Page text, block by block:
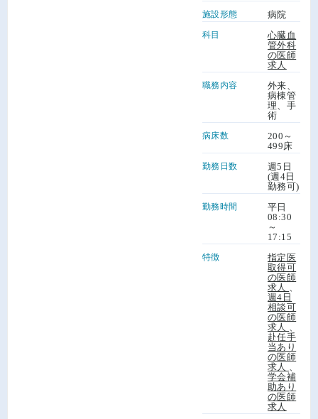
施設形態 病院
科目
心臓血
管外科
の医師
求人
職務内容
外来、
病棟管
理、手
術
病床数
200～
499床
勤務日数
週5日
(週4日
勤務可)
勤務時間
平日
08:30
～
17:15
特徴
指定医
取得可
の医師
求人
週4日
相談可
の医師
求人
赴任手
当あり
の医師
求人
学会補
助あり
の医師
求人